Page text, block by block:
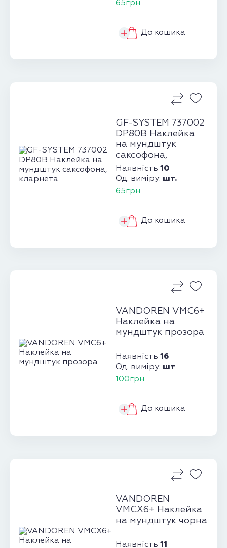
65грн
До кошика
GF-SYSTEM 737002
DP80B Наклейка
на мундштук
саксофона,
кларнета
Наявність 10
Од. виміру: шт.
65грн
До кошика
VANDOREN VMC6+
Наклейка на
мундштук прозора
Наявність 16
Од. виміру: шт
100грн
До кошика
VANDOREN
VMCX6+ Наклейка
на мундштук чорна
Наявність 11